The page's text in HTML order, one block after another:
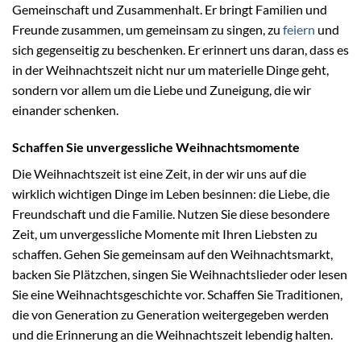
Gemeinschaft und Zusammenhalt. Er bringt Familien und
Freunde zusammen, um gemeinsam zu singen, zu feiern und
sich gegenseitig zu beschenken. Er erinnert uns daran, dass es
in der Weihnachtszeit nicht nur um materielle Dinge geht,
sondern vor allem um die Liebe und Zuneigung, die wir
einander schenken.
Schaffen Sie unvergessliche Weihnachtsmomente
Die Weihnachtszeit ist eine Zeit, in der wir uns auf die
wirklich wichtigen Dinge im Leben besinnen: die Liebe, die
Freundschaft und die Familie. Nutzen Sie diese besondere
Zeit, um unvergessliche Momente mit Ihren Liebsten zu
schaffen. Gehen Sie gemeinsam auf den Weihnachtsmarkt,
backen Sie Plätzchen, singen Sie Weihnachtslieder oder lesen
Sie eine Weihnachtsgeschichte vor. Schaffen Sie Traditionen,
die von Generation zu Generation weitergegeben werden
und die Erinnerung an die Weihnachtszeit lebendig halten.